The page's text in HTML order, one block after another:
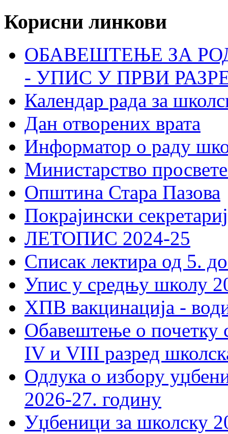
Корисни линкови
ОБАВЕШТЕЊЕ ЗА
- УПИС У ПРВИ
Календар рада за
Дан отворених врата
Информатор о раду
Министарство
Општина Стара Пазова
Покрајински
ЛЕТОПИС 2024-25
Списак лектира од 5.
Упис у средњу школу
ХПВ вакцинација -
Обавештење о почетку
IV и VIII разред
Одлука о избору
2026-27. годину
Уџбеници за школску